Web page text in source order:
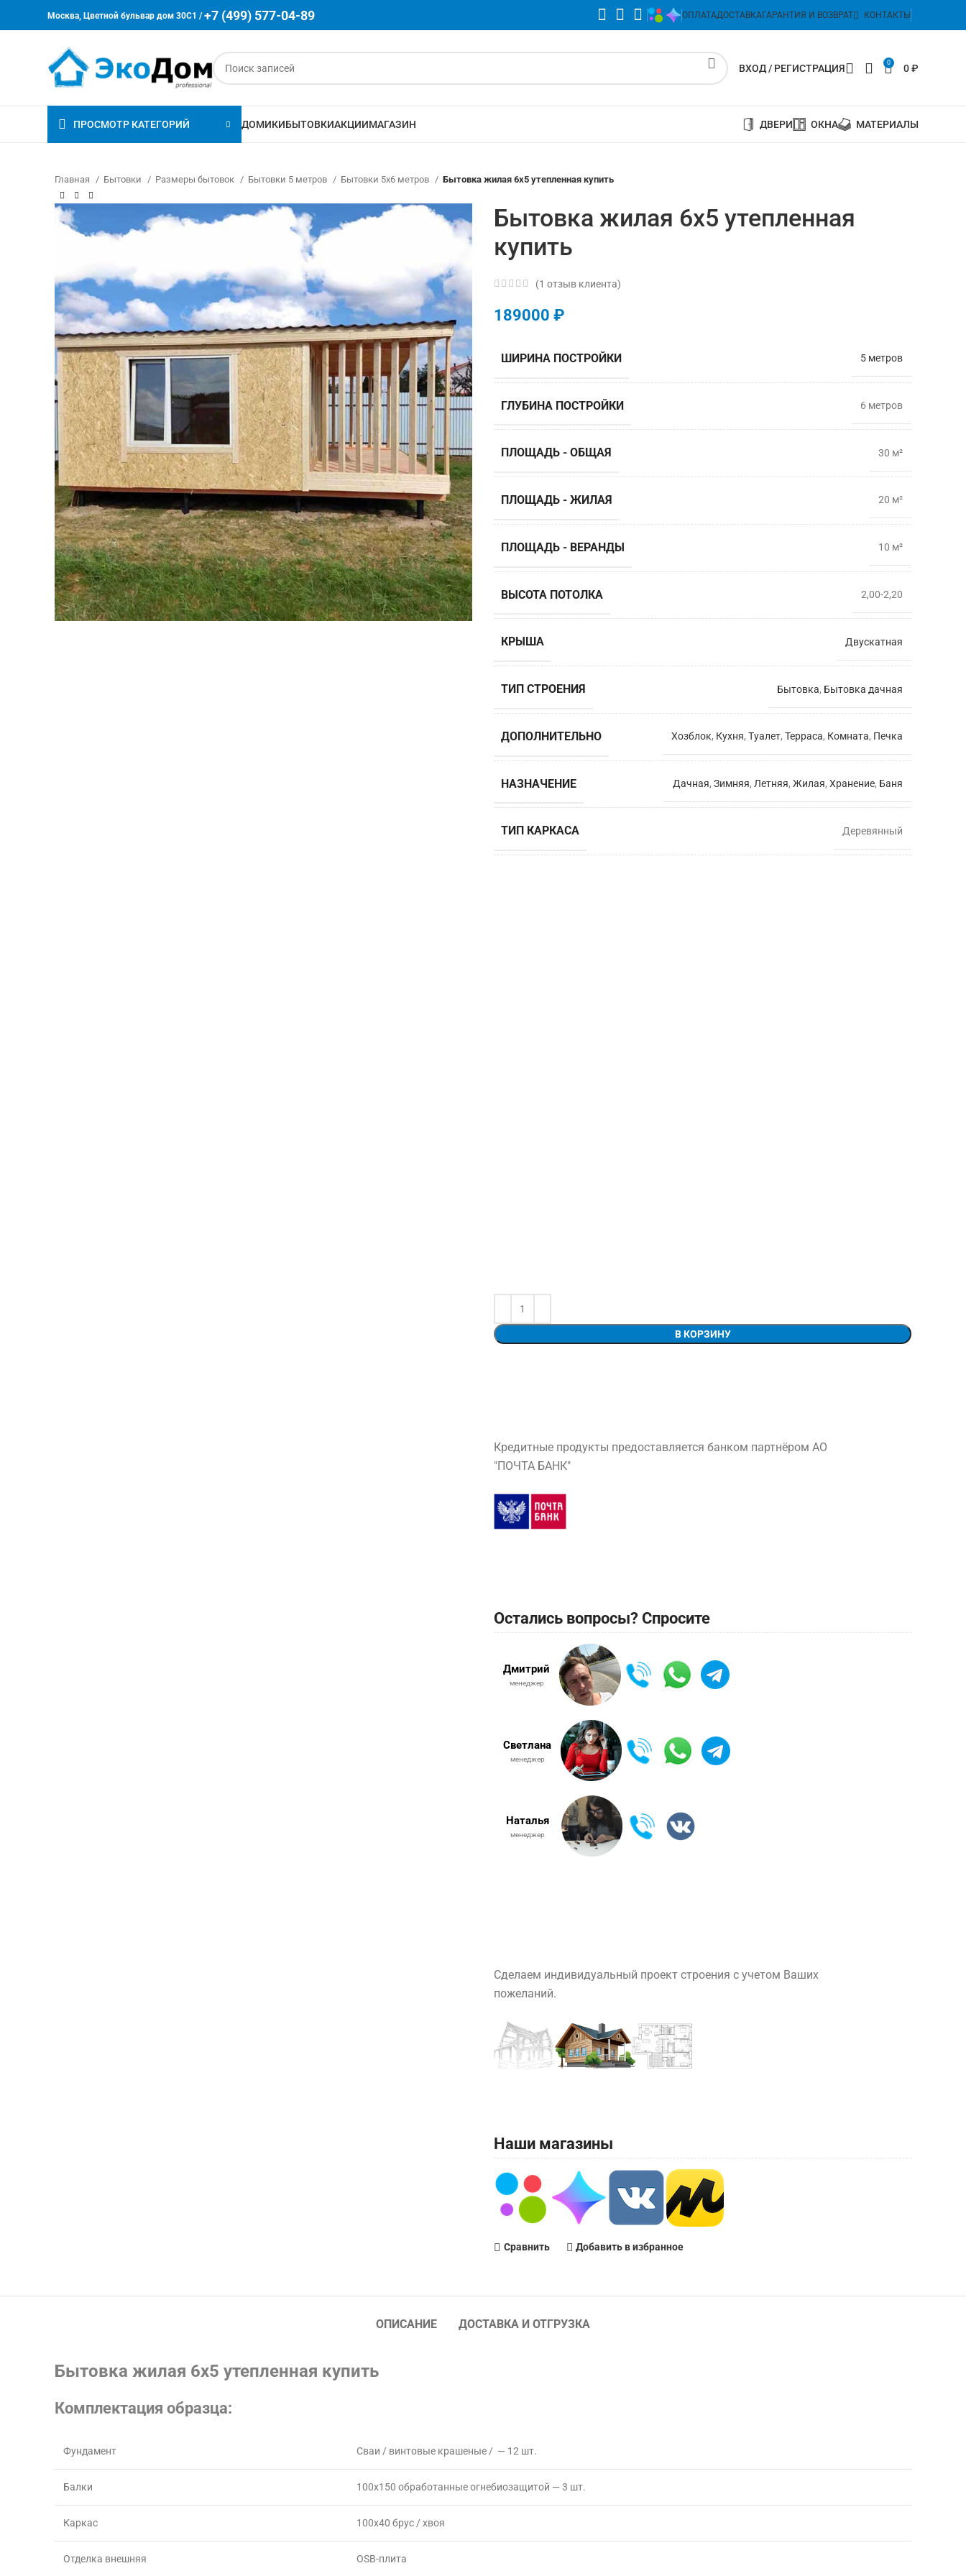
Москва, Цветной бульвар дом 30C1 / +7 (499) 577-04-89 ОПЛАТАДОСТАВКАГАРАНТИЯ И ВОЗВРАТ КОНТАКТЫ
ВХОД / РЕГИСТРАЦИЯ 0 0₽
ПРОСМОТР КАТЕГОРИЙ ДОМИКИБЫТОВКИАКЦИИМАГАЗИН ДВЕРИ ОКНА МАТЕРИАЛЫ
Главная Бытовки Размеры бытовок Бытовки 5 метров Бытовки 5х6 метров Бытовка жилая 6х5 утепленная купить
Бытовка жилая 6х5 утепленная
купить
(1 отзыв клиента)
189000 ₽
ШИРИНА ПОСТРОЙКИ 5 метров
ГЛУБИНА ПОСТРОЙКИ 6 метрoв
ПЛОЩАДЬ - ОБЩАЯ 30 м²
ПЛОЩАДЬ - ЖИЛАЯ 20 м²
ПЛОЩАДЬ - ВЕРАНДЫ 10 м²
ВЫСОТА ПОТОЛКА 2,00-2,20
КРЫША Двускатная
ТИП СТРОЕНИЯ Бытовка, Бытовка дачная
ДОПОЛНИТЕЛЬНО Хозблок, Кухня, Туалет, Терраса, Комната, Печка
НАЗНАЧЕНИЕ Дачная, Зимняя, Летняя, Жилая, Хранение, Баня
ТИП КАРКАСА Деревянный
В КОРЗИНУ
Кредитные продукты предоставляется банком партнёром АО
"ПОЧТА БАНК"
Остались вопросы? Спросите
Дмитрий
менеджер
Светлана
менеджер
Наталья
менеджер
Сделаем индивидуальный проект строения с учетом Ваших
пожеланий.
Наши магазины
Сравнить Добавить в избранное
ОПИСАНИЕ ДОСТАВКА И ОТГРУЗКА
Бытовка жилая 6х5 утепленная купить
Комплектация образца:
Фундамент Сваи / винтовые крашеные / — 12 шт.
Балки 100х150 обработанные огнебиозащитой — 3 шт.
Каркас 100х40 брус / хвоя
Отделка внешняя OSB-плита